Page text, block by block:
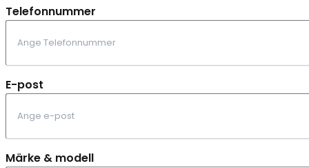
Telefonnummer
E-post
Märke & modell